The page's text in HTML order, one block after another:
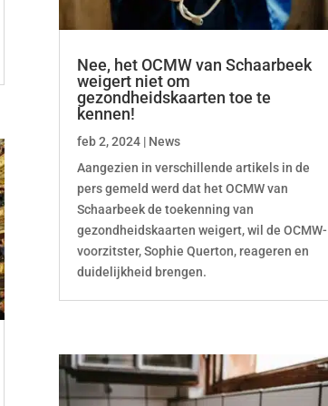
Nee, het OCMW van Schaarbeek
weigert niet om
gezondheidskaarten toe te
kennen!
feb 2, 2024| News
Aangezien in verschillende artikels in de
pers gemeld werd dat het OCMW van
Schaarbeek de toekenning van
gezondheidskaarten weigert, wil de OCMW-
voorzitster, Sophie Querton, reageren en
duidelijkheid brengen.